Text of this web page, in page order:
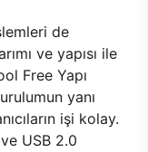
de
ve yapısı ile
Free Yapı
yanı
işi kolay.
USB 2.0